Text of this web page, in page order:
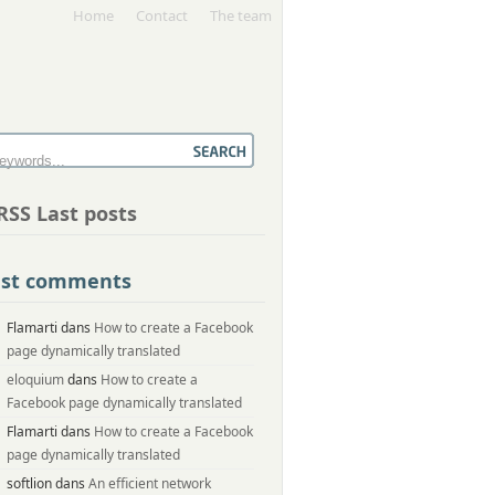
Home Contact The team
Last posts
comments
Flamarti dans How to create a Facebook
page dynamically translated
eloquiumdans How to create a
Facebook page dynamically translated
Flamarti dans How to create a Facebook
page dynamically translated
softlion dans An efficient network